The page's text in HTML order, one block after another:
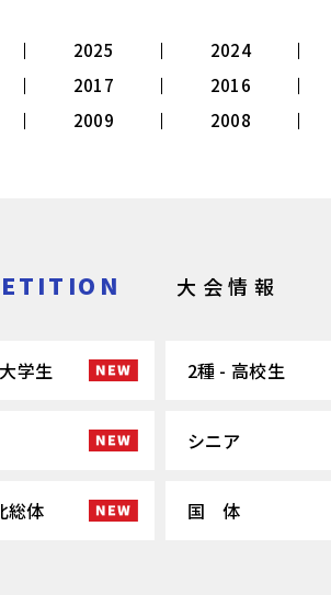
2025 2024
2017 2016
2009 2008
大会情報
学生 2種 - 高校生
シニア
総体 国 体